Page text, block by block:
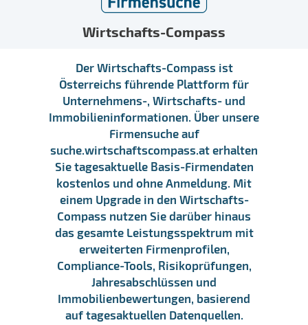
Wirtschafts-Compass
Der Wirtschafts-Compass ist
Österreichs führende Plattform für
Unternehmens-, Wirtschafts- und
Immobilieninformationen. Über unsere
Firmensuche auf
suche.wirtschaftscompass.at erhalten
Sie tagesaktuelle Basis-Firmendaten
kostenlos und ohne Anmeldung. Mit
einem Upgrade in den Wirtschafts-
Compass nutzen Sie darüber hinaus
das gesamte Leistungsspektrum mit
erweiterten Firmenprofilen,
Compliance-Tools, Risikoprüfungen,
Jahresabschlüssen und
Immobilienbewertungen, basierend
auf tagesaktuellen Datenquellen.